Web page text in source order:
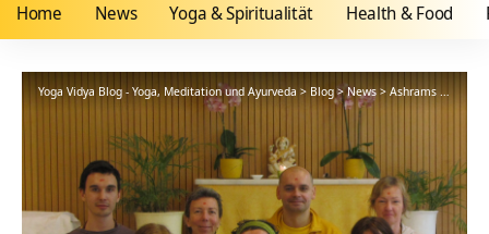
Home News Yoga & Spiritualität Health & Food
Yoga Vidya Blog - Yoga, Meditation und Ayurveda > Blog>News > Ashrams Bad